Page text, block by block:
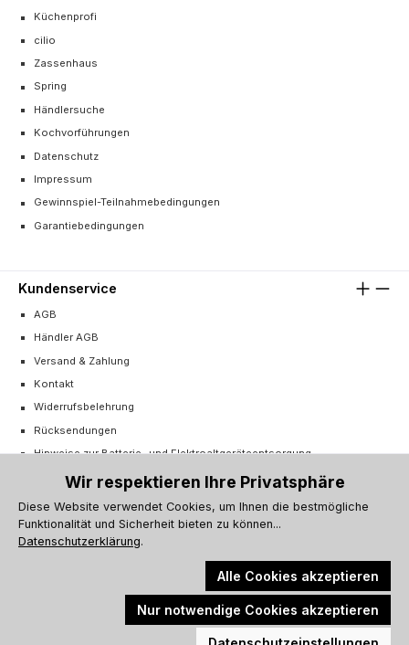
Küchenprofi
cilio
Zassenhaus
Spring
Händlersuche
Kochvorführungen
Datenschutz
Impressum
Gewinnspiel-Teilnahmebedingungen
Garantiebedingungen
Kundenservice
AGB
Händler AGB
Versand & Zahlung
Kontakt
Widerrufsbelehrung
Rücksendungen
Hinweise zur Batterie- und Elektroaltgeräteentsorgung
Cookie-Einstellungen
Vertrag widerrufen
Alle Preise inkl. gesetzl. Mehrwertsteuer zzgl.Versandkostenund ggf.
Nachnahmegebühren, wenn nicht anders angegeben.
Wir respektieren Ihre Privatsphäre
Diese Website verwendet Cookies, um Ihnen die bestmögliche
Funktionalität und Sicherheit bieten zu können...
Datenschutzerklärung.
Alle Cookies akzeptieren
Nur notwendige Cookies akzeptieren